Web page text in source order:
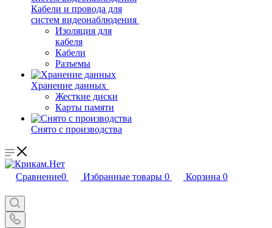
Кабели и провода для
систем видеонаблюдения
Изоляция для
кабеля
Кабели
Разъемы
Хранение данных
Жесткие диски
Карты памяти
Снято с производства
Сравнение0 Избранные товары 0 Корзина 0